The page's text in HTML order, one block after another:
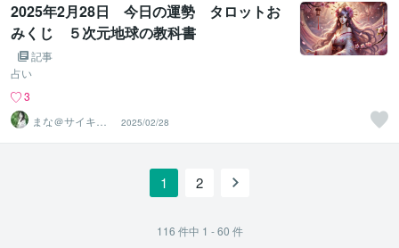
2025年2月28日 今日の運勢 タロットお
みくじ ５次元地球の教科書
記事
占い
3
まな＠サイキッ
ク能力を覚醒さ
せる専門家
2025/02/28
1 2
116 件中 1 - 60 件